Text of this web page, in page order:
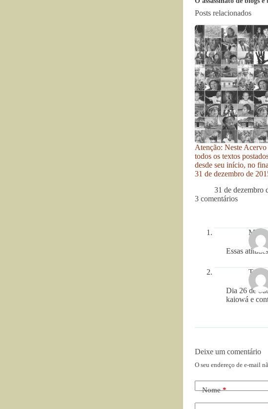
Posts relacionados
Atenção: Neste
todos os textos
desde seu início, no
31 de dezembro de
31 de dezembro
3 comentários
Essas
Tato
Dia 26 de
kaiowá e
Deixe um comentário
O seu endereço de e-mail
Nome*